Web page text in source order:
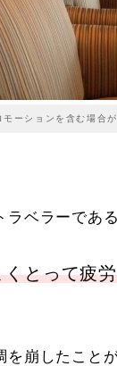
モーションを含む場合
ベラーであ
くとって疲
崩したこと